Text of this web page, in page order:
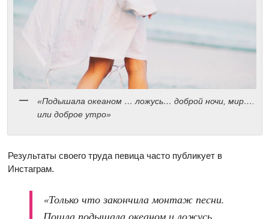
«Подышала океаном … ложусь… доброй ночи, мир….
или доброе утро»
Результаты своего труда певица часто публикует в
Инстаграм.
«Только что закончила монтаж песни.
Пошла подышала океаном и ложусь